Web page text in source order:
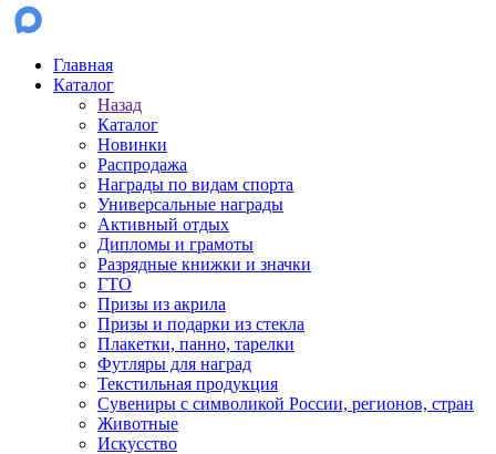
Главная
Каталог
Назад
Каталог
Новинки
Распродажа
Награды по видам спорта
Универсальные награды
Активный отдых
Дипломы и грамоты
Разрядные книжки и значки
ГТО
Призы из акрила
Призы и подарки из стекла
Плакетки, панно, тарелки
Футляры для наград
Текстильная продукция
Сувениры с символикой России, регионов, стран
Животные
Искусство